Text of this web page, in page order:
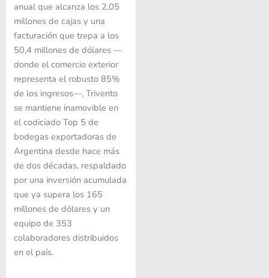
anual que alcanza los 2,05
millones de cajas y una
facturación que trepa a los
50,4 millones de dólares —
donde el comercio exterior
representa el robusto 85%
de los ingresos—, Trivento
se mantiene inamovible en
el codiciado Top 5 de
bodegas exportadoras de
Argentina desde hace más
de dos décadas, respaldado
por una inversión acumulada
que ya supera los 165
millones de dólares y un
equipo de 353
colaboradores distribuidos
en el país.